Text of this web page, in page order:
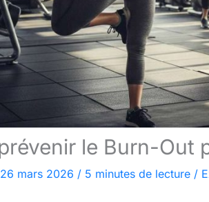
le Burn-Out
26 mars 2026 / 5 minutes de lecture /